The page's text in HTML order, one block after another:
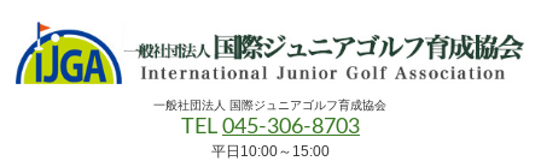
一般社団法人 国際ジュニアゴルフ育成協会
TEL 045-306-8703
平日10:00～15:00